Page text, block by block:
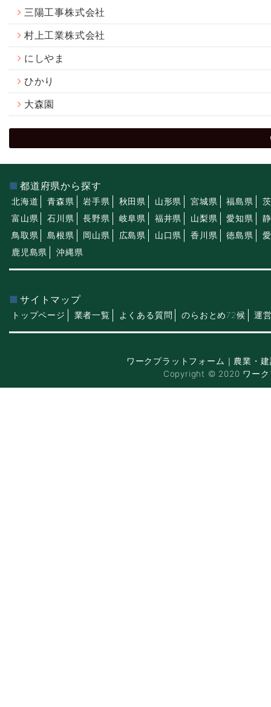
三陽工事株式会社
村上工業株式会社
にしやま
ひかり
大森園
都道府県から探す
北海道 青森県 岩手県 秋田県 山形県 宮城県 福島県
富山県
石川県 長野県 岐阜県 福井県 山梨県 愛知県
鳥取県
島根県 岡山県 広島県 山口県 香川県 徳島県
鹿児島県
沖縄県
サイトマップ
トップページ 業者一覧 よくある質問 のらおとめ72候 運
ワークプラットフォーム｜農業・
Copyright © 2020 ワーク